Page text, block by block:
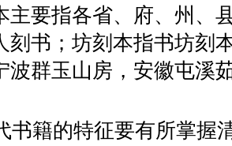
主要指各省、府、州、
刻书；坊刻本指书坊刻
波群玉山房，安徽屯溪
书籍的特征要有所掌握